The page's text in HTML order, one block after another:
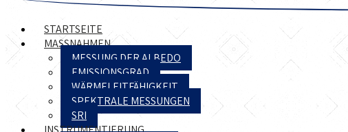
STARTSEITE
MASSNAHMEN
MESSUNG DER ALBEDO
EMISSIONSGRAD
WÄRMELEITFÄHIGKEIT
SPEKTRALE MESSUNGEN
SRI